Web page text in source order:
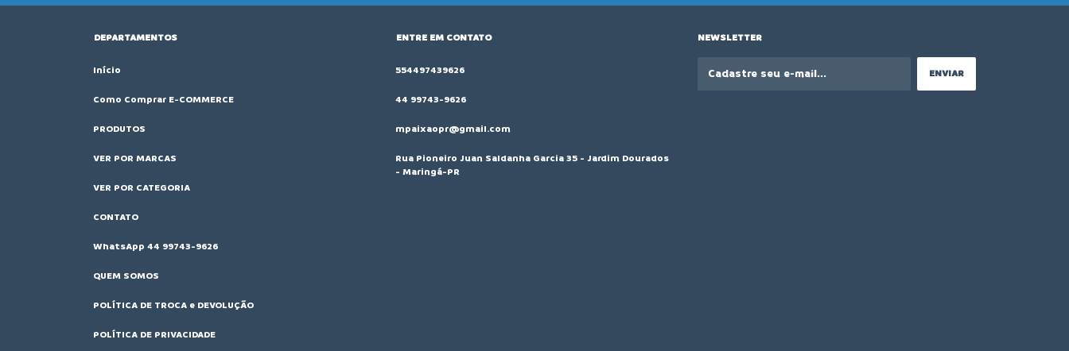
DEPARTAMENTOS
Início
Como Comprar E-COMMERCE
PRODUTOS
VER POR MARCAS
VER POR CATEGORIA
CONTATO
WhatsApp 44 99743-9626
QUEM SOMOS
POLÍTICA DE TROCA e DEVOLUÇÃO
POLÍTICA DE PRIVACIDADE
ENTRE EM CONTATO
554497439626
44 99743-9626
mpaixaopr@gmail.com
Rua Pioneiro Juan Saldanha Garcia 35 - Jardim Dourados
- Maringá-PR
NEWSLETTER